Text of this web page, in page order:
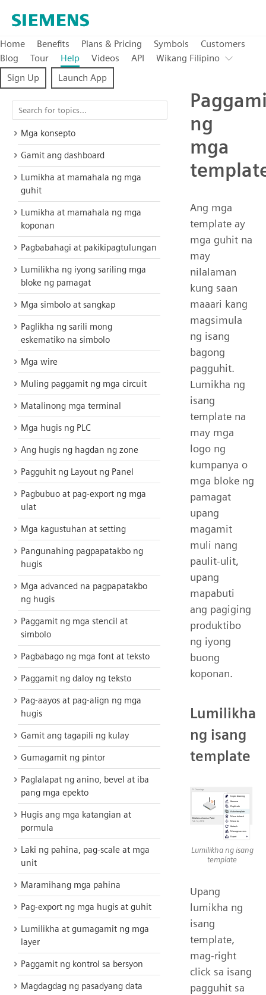
Home Benefits Plans & Pricing Symbols
Customers
Blog
Tour Help Videos API
Wikang Filipino
Sign Up
Launch App
Mga konsepto
Gamit ang dashboard
Lumikha at mamahala ng mga
guhit
Lumikha at mamahala ng mga
koponan
Pagbabahagi at pakikipagtulungan
Lumilikha ng iyong sariling mga
bloke ng pamagat
Mga simbolo at sangkap
Paglikha ng sarili mong
eskematiko na simbolo
Mga wire
Muling paggamit ng mga circuit
Matalinong mga terminal
Mga hugis ng PLC
Ang hugis ng hagdan ng zone
Pagguhit ng Layout ng Panel
Pagbubuo at pag-export ng mga
ulat
Mga kagustuhan at setting
Pangunahing pagpapatakbo ng
hugis
Mga advanced na pagpapatakbo
ng hugis
Paggamit ng mga stencil at
simbolo
Pagbabago ng mga font at teksto
Paggamit ng daloy ng teksto
Pag-aayos at pag-align ng mga
hugis
Gamit ang tagapili ng kulay
Gumagamit ng pintor
Paglalapat ng anino, bevel at iba
pang mga epekto
Hugis ang mga katangian at
pormula
Laki ng pahina, pag-scale at mga
unit
Maramihang mga pahina
Pag-export ng mga hugis at guhit
Lumilikha at gumagamit ng mga
layer
Paggamit ng kontrol sa bersyon
Magdagdag ng pasadyang data
ng
mga
Ang mga
template ay
mga guhit na
may
nilalaman
kung saan
maaari kang
magsimula
ng isang
bagong
pagguhit.
Lumikha ng
isang
template na
may mga
logo ng
kumpanya o
mga bloke ng
pamagat
upang
magamit
muli nang
paulit-ulit,
upang
mapabuti
ang pagiging
produktibo
ng iyong
buong
koponan.
Lumilikha
ng isang
template
Lumilikha ng isang
template
Upang
lumikha ng
isang
template,
mag-right
click sa isang
pagguhit sa